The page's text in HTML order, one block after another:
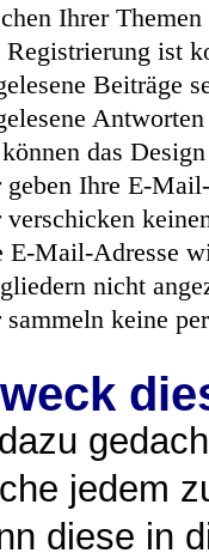
Ihrer
ist
Beiträge
das
Ihre E-
E-Mail-Adresse
nicht
keine
jedem
diese in